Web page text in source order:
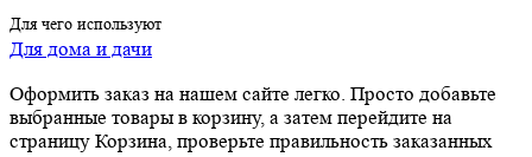
Для чего используют
Для дома и дачи
Оформить заказ на нашем сайте легко. Просто добавьте
выбранные товары в корзину, а затем перейдите на
страницу Корзина, проверьте правильность заказанных